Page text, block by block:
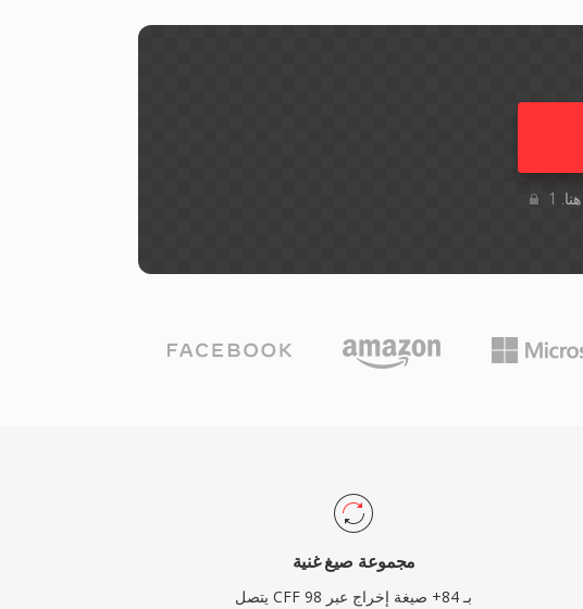
مجموعة صيغ غنية
يتصل CFF بـ 84+ صيغة إخراج عبر 98